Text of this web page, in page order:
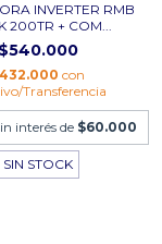
INVERTER RMB
200TR + COM...
$540.000
con
Transferencia
interés de $60.000
SIN STOCK